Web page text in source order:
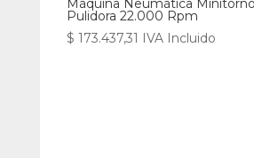
Máquina Neumática
Pulidora 22.000 Rpm
$ 173.437,31 IVA Incluido